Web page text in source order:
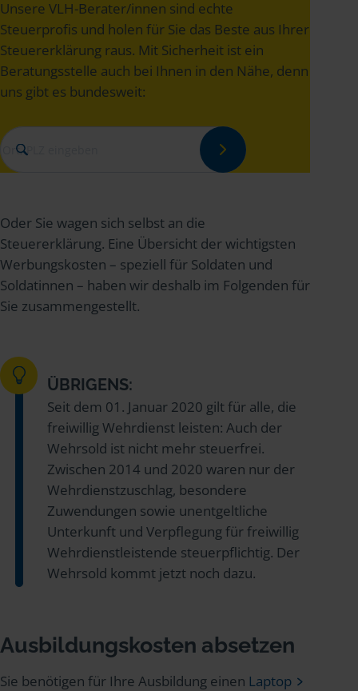
Unsere VLH-Berater/innen sind echte
Steuerprofis und holen für Sie das Beste aus Ihrer
Steuererklärung raus. Mit Sicherheit ist ein
Beratungsstelle auch bei Ihnen in den Nähe, denn
uns gibt es bundesweit:
Oder Sie wagen sich selbst an die
Steuererklärung. Eine Übersicht der wichtigsten
Werbungskosten – speziell für Soldaten und
Soldatinnen – haben wir deshalb im Folgenden für
Sie zusammengestellt.
ÜBRIGENS:
Seit dem 01. Januar 2020 gilt für alle, die
freiwillig Wehrdienst leisten: Auch der
Wehrsold ist nicht mehr steuerfrei.
Zwischen 2014 und 2020 waren nur der
Wehrdienstzuschlag, besondere
Zuwendungen sowie unentgeltliche
Unterkunft und Verpflegung für freiwillig
Wehrdienstleistende steuerpflichtig. Der
Wehrsold kommt jetzt noch dazu.
Ausbildungskosten absetzen
Sie benötigen für Ihre Ausbildung einen Laptop